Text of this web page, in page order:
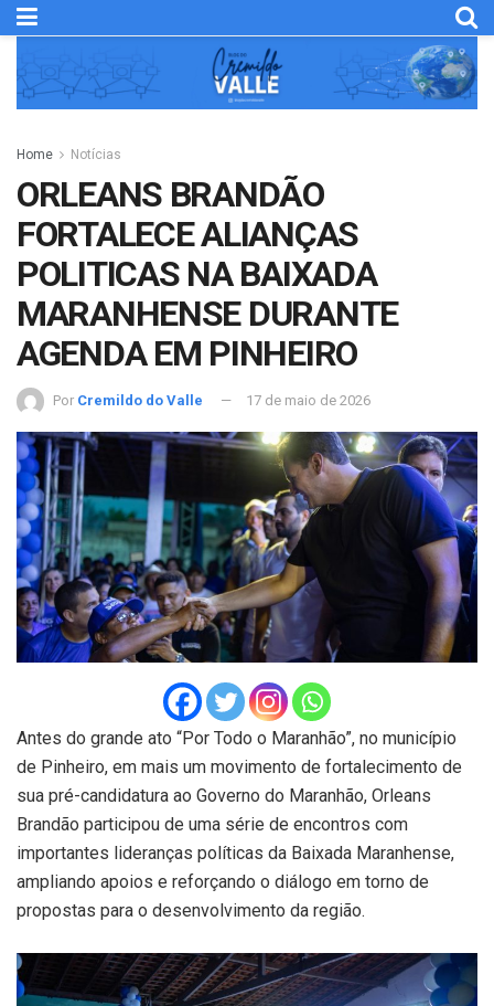
Home Notícias
ORLEANS BRANDÃO
FORTALECE ALIANÇAS
POLITICAS NA BAIXADA
MARANHENSE DURANTE
AGENDA EM PINHEIRO
Por Cremildo do Valle 17 de maio de 2026
Antes do grande ato “Por Todo o Maranhão”, no município
de Pinheiro, em mais um movimento de fortalecimento de
sua pré-candidatura ao Governo do Maranhão, Orleans
Brandão participou de uma série de encontros com
importantes lideranças políticas da Baixada Maranhense,
ampliando apoios e reforçando o diálogo em torno de
propostas para o desenvolvimento da região.